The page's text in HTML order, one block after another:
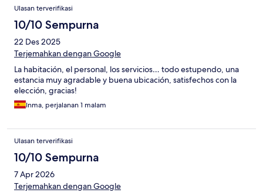
Ulasan terverifikasi
10/10 Sempurna
22 Des 2025
Terjemahkan dengan Google
La habitación, el personal, los servicios… todo estupendo, una
estancia muy agradable y buena ubicación, satisfechos con la
elección, gracias!
Inma, perjalanan 1 malam
Ulasan terverifikasi
10/10 Sempurna
7 Apr 2026
Terjemahkan dengan Google